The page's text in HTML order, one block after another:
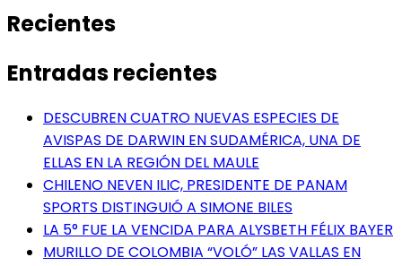
Recientes
Entradas recientes
DESCUBREN CUATRO NUEVAS ESPECIES DE
AVISPAS DE DARWIN EN SUDAMÉRICA, UNA DE
ELLAS EN LA REGIÓN DEL MAULE
CHILENO NEVEN ILIC, PRESIDENTE DE PANAM
SPORTS DISTINGUIÓ A SIMONE BILES
LA 5° FUE LA VENCIDA PARA ALYSBETH FÉLIX BAYER
MURILLO DE COLOMBIA “VOLÓ” LAS VALLAS EN